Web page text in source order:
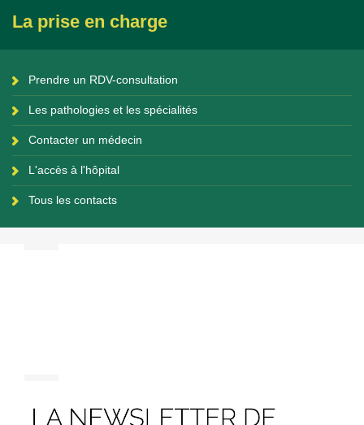
La prise en charge
Prendre un RDV-consultation
Les pathologies et les spécialités
Contacter un médecin
L'accès à l'hôpital
Tous les contacts